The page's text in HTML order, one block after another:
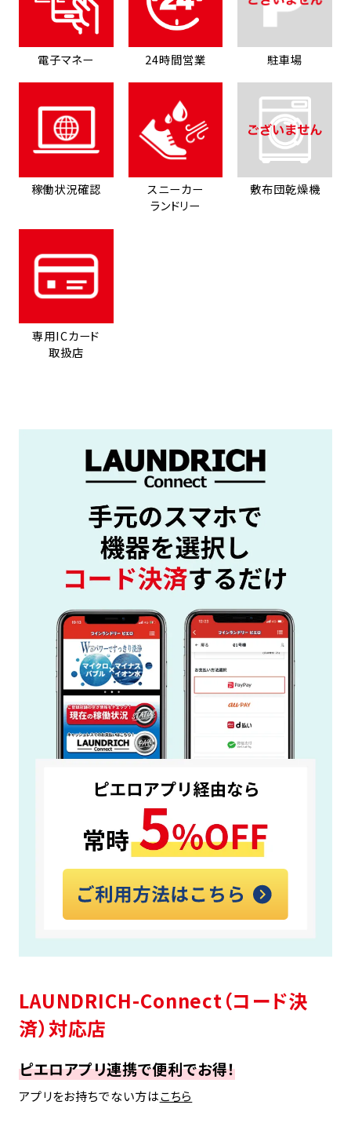
電子マネー 24時間営業 駐車場
稼働状況確認
スニーカー
ランドリー
敷布団乾燥機
専用ICカード
取扱店
LAUNDRICH-Connect（コード決
済）対応店
ピエロアプリ連携で便利でお得！
アプリをお持ちでない方はこちら